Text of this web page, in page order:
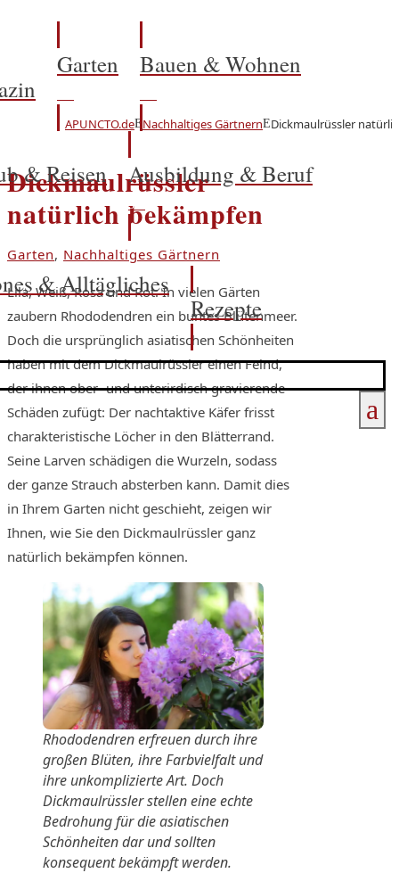
Garten Bauen & Wohnen
& Reisen Ausbildung & Beruf
& Alltägliches
Rezepte
a
APUNCTO.deE Nachhaltiges GärtnernEDickmaulrüssler
Dickmaulrüssler
natürlich bekämpfen
Garten, Nachhaltiges Gärtnern
Lila, Weiß, Rosa und Rot: In vielen Gärten
zaubern Rhododendren ein buntes Blütenmeer.
Doch die ursprünglich asiatischen Schönheiten
haben mit dem Dickmaulrüssler einen Feind,
der ihnen ober- und unterirdisch gravierende
Schäden zufügt: Der nachtaktive Käfer frisst
charakteristische Löcher in den Blätterrand.
Seine Larven schädigen die Wurzeln, sodass
der ganze Strauch absterben kann. Damit dies
in Ihrem Garten nicht geschieht, zeigen wir
Ihnen, wie Sie den Dickmaulrüssler ganz
natürlich bekämpfen können.
Rhododendren erfreuen durch ihre
großen Blüten, ihre Farbvielfalt und
ihre unkomplizierte Art. Doch
Dickmaulrüssler stellen eine echte
Bedrohung für die asiatischen
Schönheiten dar und sollten
konsequent bekämpft werden.